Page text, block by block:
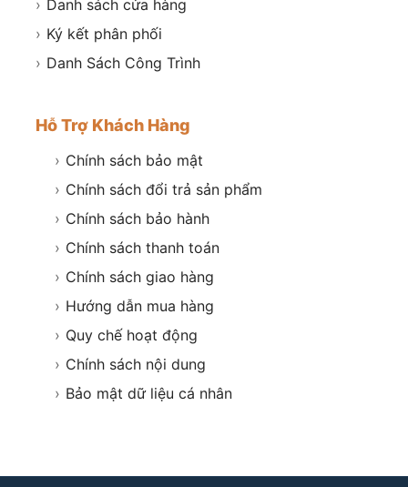
› Danh sách cửa hàng
› Ký kết phân phối
› Danh Sách Công Trình
Hỗ Trợ Khách Hàng
› Chính sách bảo mật
› Chính sách đổi trả sản phẩm
› Chính sách bảo hành
› Chính sách thanh toán
› Chính sách giao hàng
› Hướng dẫn mua hàng
› Quy chế hoạt động
› Chính sách nội dung
› Bảo mật dữ liệu cá nhân